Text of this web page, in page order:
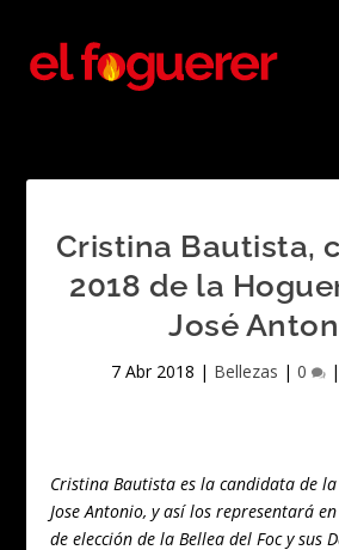
Cristina Bautista,
2018 de la
José
7 Abr 2018 | Bellezas | 0 |
Cristina Bautista es la candidata de
Jose Antonio, y así los representará
de elección de la Bellea del Foc y sus